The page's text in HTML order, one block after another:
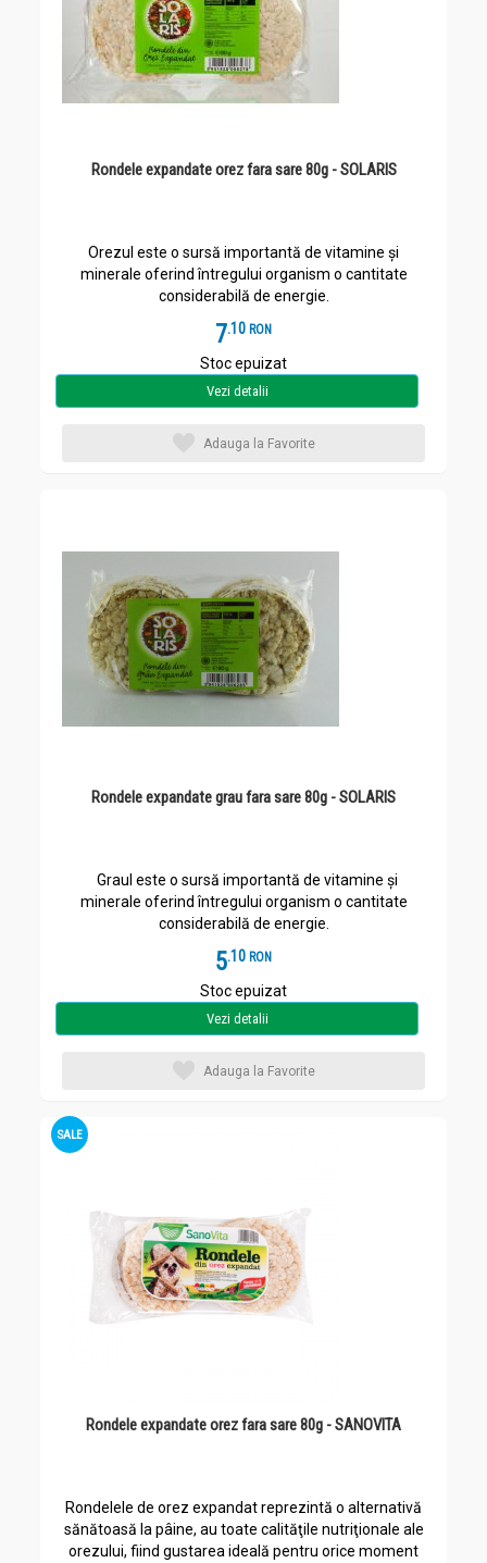
Rondele expandate orez fara sare 80g - SOLARIS
Orezul este o sursă importantă de vitamine și
minerale oferind întregului organism o cantitate
considerabilă de energie.
7.1 RON
Stoc epuizat
Vezi detalii
Adauga la Favorite
Rondele expandate grau fara sare 80g - SOLARIS
Graul este o sursă importantă de vitamine și
minerale oferind întregului organism o cantitate
considerabilă de energie.
5.1 RON
Stoc epuizat
Vezi detalii
Adauga la Favorite
SALE
Rondele expandate orez fara sare 80g - SANOVITA
Rondelele de orez expandat reprezintă o alternativă
sănătoasă la pâine, au toate calităţile nutriţionale ale
orezului, fiind gustarea ideală pentru orice moment